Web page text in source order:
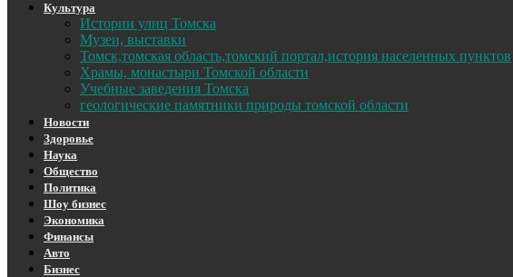
Культура
Истории улиц Томска
Музеи, выставки
Томск,томская область,томский портал,история населенных пунктов
Храмы, монастыри Томской области
Учебные заведения Томска
геологические памятники природы томской области
Новости
Здоровье
Наука
Общество
Политика
Шоу бизнес
Экономика
Финансы
Авто
Бизнес